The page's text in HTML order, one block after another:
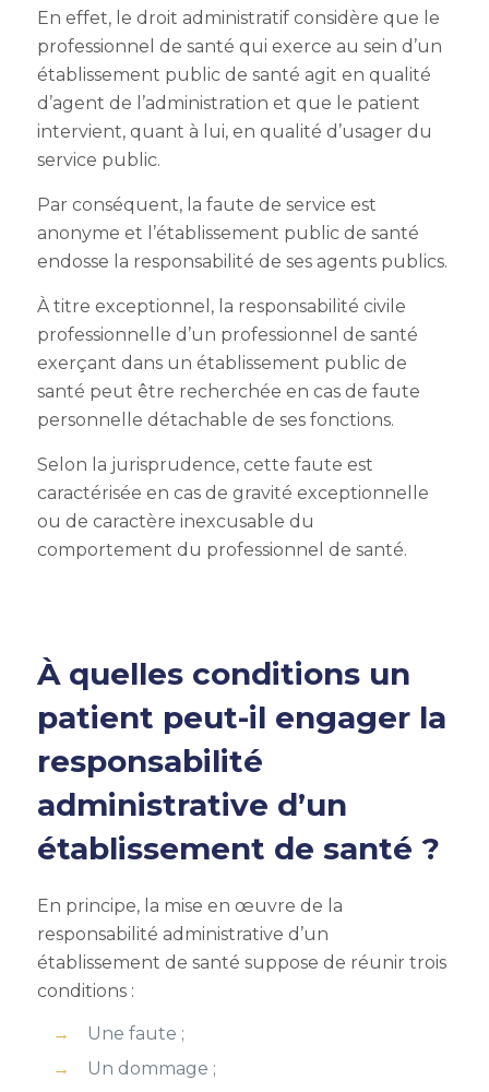
En effet, le droit administratif considère que le
professionnel de santé qui exerce au sein d’un
établissement public de santé agit en qualité
d’agent de l’administration et que le patient
intervient, quant à lui, en qualité d’usager du
service public.
Par conséquent, la faute de service est
anonyme et l’établissement public de santé
endosse la responsabilité de ses agents publics.
À titre exceptionnel, la responsabilité civile
professionnelle d’un professionnel de santé
exerçant dans un établissement public de
santé peut être recherchée en cas de faute
personnelle détachable de ses fonctions.
Selon la jurisprudence, cette faute est
caractérisée en cas de gravité exceptionnelle
ou de caractère inexcusable du
comportement du professionnel de santé.
À quelles conditions un
patient peut-il engager la
responsabilité
administrative d’un
établissement de santé ?
En principe, la mise en œuvre de la
responsabilité administrative d’un
établissement de santé suppose de réunir trois
conditions :
Une faute ;
Un dommage ;